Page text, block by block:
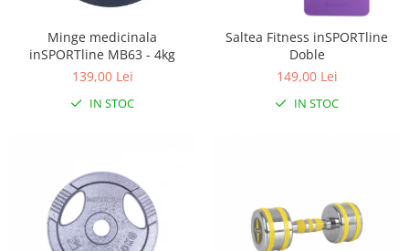
Minge medicinala
inSPORTline MB63 - 4kg
139,00 Lei
IN STOC
Saltea Fitness inSPORTline
Doble
149,00 Lei
IN STOC